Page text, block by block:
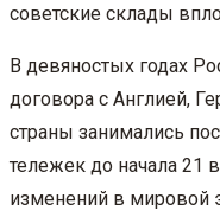
советские склады
В девяностых годах
договора с Англией,
страны занимались
тележек до начала 21
изменений в мировой